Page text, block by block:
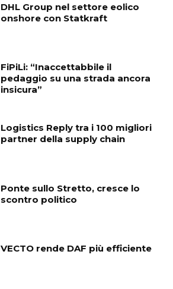
DHL Group nel settore eolico
onshore con Statkraft
FiPiLi: “Inaccettabbile il
pedaggio su una strada ancora
insicura”
Logistics Reply tra i 100 migliori
partner della supply chain
Ponte sullo Stretto, cresce lo
scontro politico
VECTO rende DAF più efficiente